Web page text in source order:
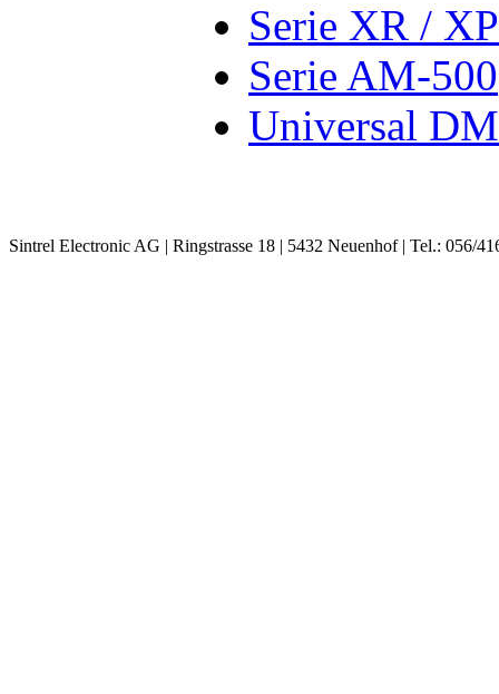
Serie XR / XP
Serie AM-500
Universal
Sintrel Electronic AG | Ringstrasse 18 | 5432 Neuenhof | Tel.: 056/